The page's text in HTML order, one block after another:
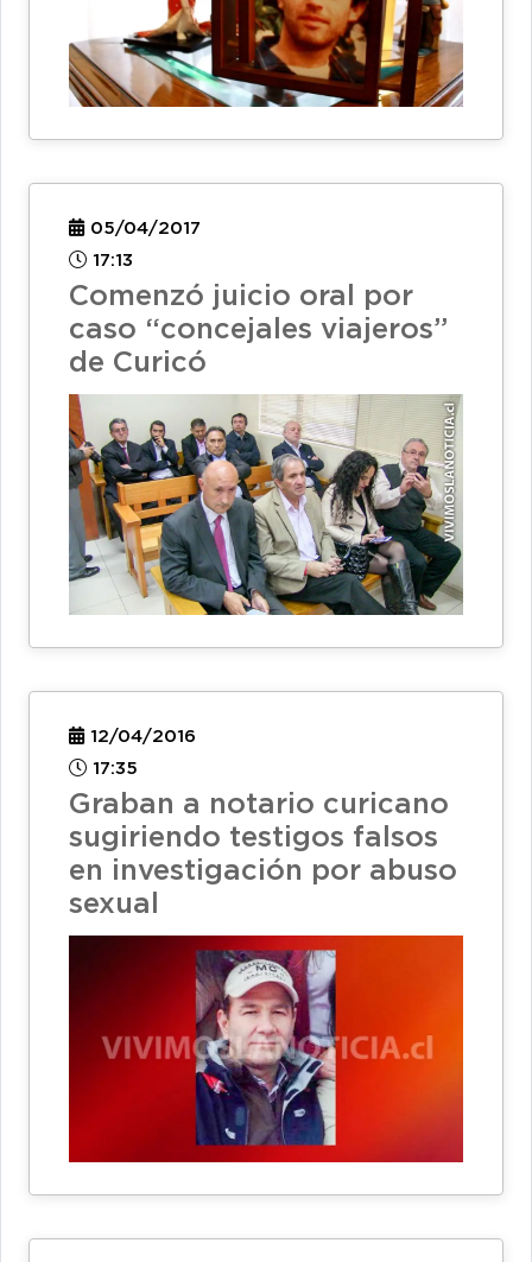
05/04/2017
17:13
Comenzó juicio oral por
caso “concejales viajeros”
de Curicó
12/04/2016
17:35
Graban a notario curicano
sugiriendo testigos falsos
en investigación por abuso
sexual